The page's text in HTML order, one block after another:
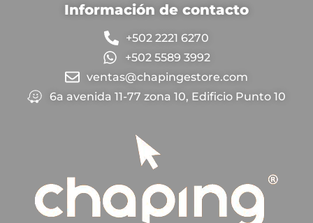
Información de contacto
+502 2221 6270
+502 5589 3992
ventas@chapingestore.com
6a avenida 11-77 zona 10, Edificio Punto 10